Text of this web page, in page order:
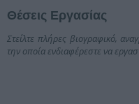
Θέσεις Εργασίας
Στείλτε πλήρες βιογραφικό,
την οποία ενδιαφέρεστε να